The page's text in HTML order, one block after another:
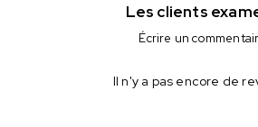
Les clients
Écrire un
Il n'y a pas encore de